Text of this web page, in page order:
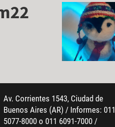
Av. Corrientes 1543, Ciudad de
Buenos Aires (AR) / Informes: 011
5077-8000 o 011 6091-7000 /